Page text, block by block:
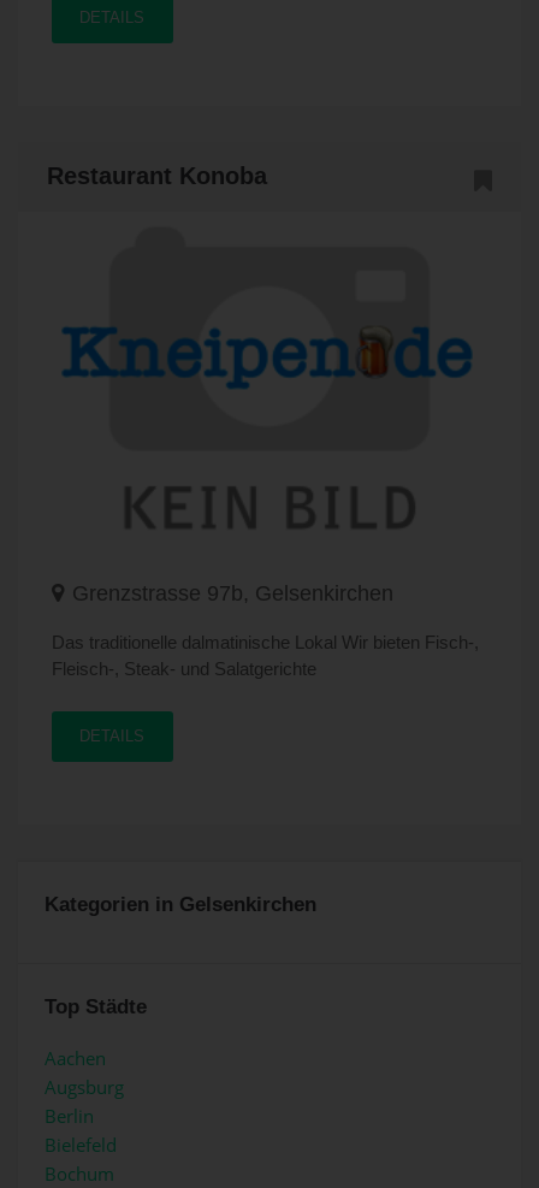
DETAILS
Restaurant Konoba
Grenzstrasse 97b, Gelsenkirchen
Das traditionelle dalmatinische Lokal Wir bieten Fisch-,
Fleisch-, Steak- und Salatgerichte
DETAILS
Kategorien in Gelsenkirchen
Top Städte
Aachen
Augsburg
Berlin
Bielefeld
Bochum